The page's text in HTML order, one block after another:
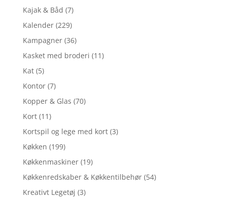
Kajak & Båd (7)
Kalender (229)
Kampagner (36)
Kasket med broderi (11)
Kat (5)
Kontor (7)
Kopper & Glas (70)
Kort (11)
Kortspil og lege med kort (3)
Køkken (199)
Køkkenmaskiner (19)
Køkkenredskaber & Køkkentilbehør (54)
Kreativt Legetøj (3)